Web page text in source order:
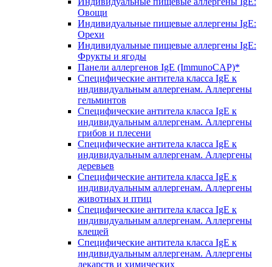
Овощи
Индивидуальные пищевые аллергены IgE:
Орехи
Индивидуальные пищевые аллергены IgE:
Фрукты и ягоды
Панели аллергенов IgE (ImmunoCAP)*
Специфические антитела класса IgE к
индивидуальным аллергенам. Аллергены
гельминтов
Специфические антитела класса IgE к
индивидуальным аллергенам. Аллергены
грибов и плесени
Специфические антитела класса IgE к
индивидуальным аллергенам. Аллергены
деревьев
Специфические антитела класса IgE к
индивидуальным аллергенам. Аллергены
животных и птиц
Специфические антитела класса IgE к
индивидуальным аллергенам. Аллергены
клещей
Специфические антитела класса IgE к
индивидуальным аллергенам. Аллергены
лекарств и химических